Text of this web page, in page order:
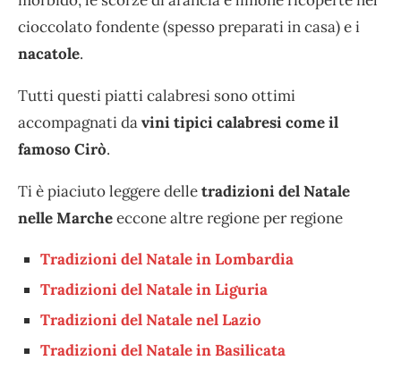
cioccolato fondente (spesso preparati in casa) e i
nacatole.
Tutti questi piatti calabresi sono ottimi
accompagnati davini tipici calabresi come il
famoso Cirò.
Ti è piaciuto leggere delletradizioni del Natale
nelle Marcheeccone altre regione per regione
Tradizioni del Natale in Lombardia
Tradizioni del Natale in Liguria
Tradizioni del Natale nel Lazio
Tradizioni del Natale in Basilicata